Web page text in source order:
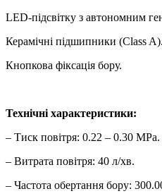
LED-підсвітку з автономним
Керамічні підшипники (Class A).
Кнопкова фіксація бору.
Технічні характеристики:
– Тиск повітря: 0.22 – 0.30 МРа.
– Витрата повітря: 40 л/хв.
– Частота обертання бору: